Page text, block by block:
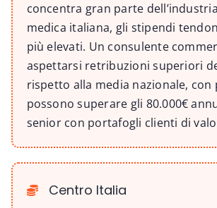
concentra gran parte
medica italiana, gli stipendi
più elevati. Un consulente
aspettarsi retribuzioni superiori
rispetto alla media nazionale, con
possono superare gli 80.000€
senior con portafogli clienti di
Centro Italia